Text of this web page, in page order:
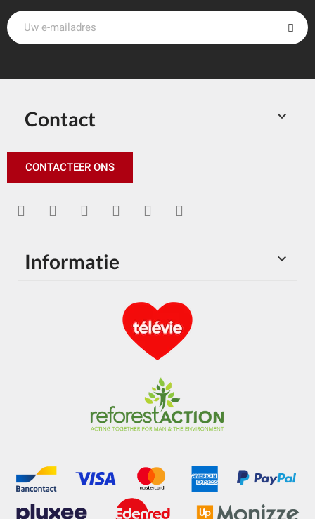

Contact
CONTACTEER ONS

Informatie